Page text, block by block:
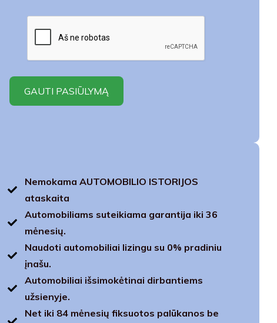
Nemokama AUTOMOBILIO ISTORIJOS
ataskaita
Automobiliams suteikiama garantija iki 36
mėnesių.
Naudoti automobiliai lizingu su 0% pradiniu
įnašu.
Automobiliai išsimokėtinai dirbantiems
užsienyje.
Net iki 84 mėnesių fiksuotos palūkanos be